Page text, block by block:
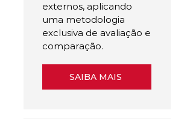
externos, aplicando
uma metodologia
exclusiva de avaliação e
comparação.
SAIBA MAIS